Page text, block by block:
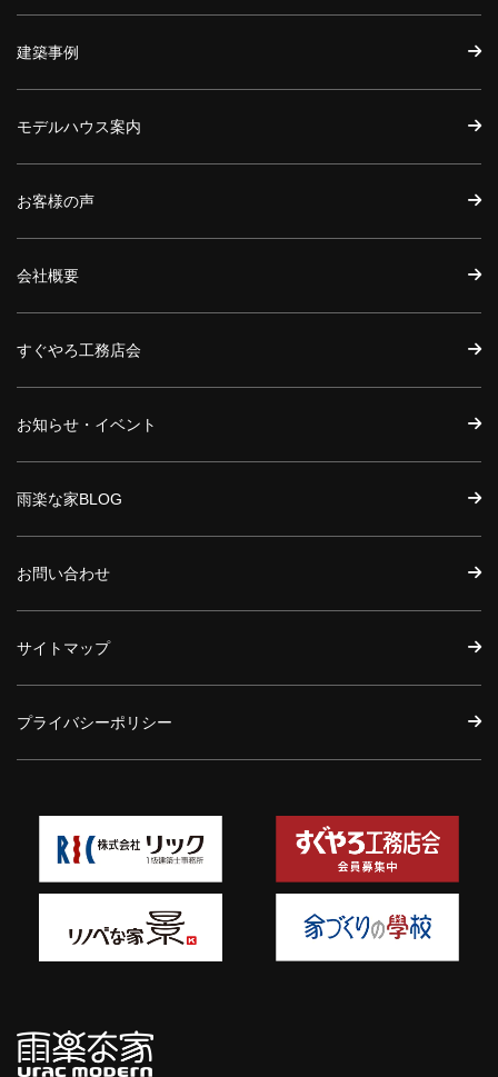
建築事例
モデルハウス案内
お客様の声
会社概要
すぐやろ工務店会
お知らせ・イベント
雨楽な家BLOG
お問い合わせ
サイトマップ
プライバシーポリシー